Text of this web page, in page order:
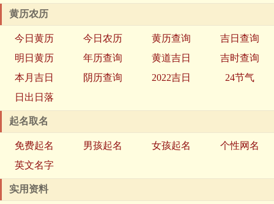
黄历农历
今日黄历 今日农历 黄历查询
吉日查询
明日黄历
年历查询 黄道吉日
吉时查询
本月吉日
阴历查询 2022吉日
24节气
日出日落
起名取名
免费起名 男孩起名 女孩起名
个性网名
英文名字
实用资料